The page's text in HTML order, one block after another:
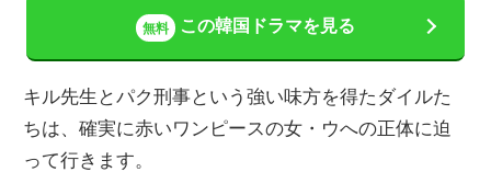
無料 この韓国ドラマを見る
キル先生とパク刑事という強い味方を得たダイルた
ちは、確実に赤いワンピースの女・ウへの正体に迫
って行きます。